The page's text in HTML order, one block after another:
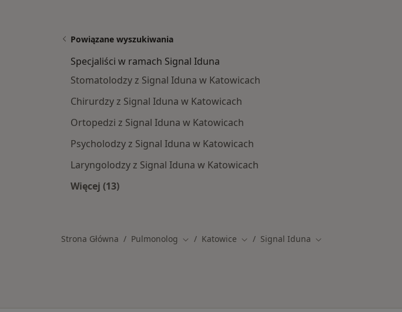
Powiązane wyszukiwania
Specjaliści w ramach Signal Iduna
Stomatolodzy z Signal Iduna w Katowicach
Chirurdzy z Signal Iduna w Katowicach
Ortopedzi z Signal Iduna w Katowicach
Psycholodzy z Signal Iduna w Katowicach
Laryngolodzy z Signal Iduna w Katowicach
Więcej (13)
Strona Główna Pulmonolog Zmień miasto
Katowice Zmień miasto
Signal Iduna Zmień miasto